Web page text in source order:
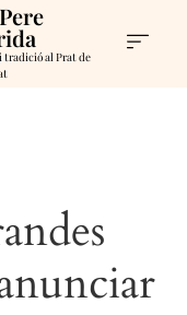
tradició al Prat de